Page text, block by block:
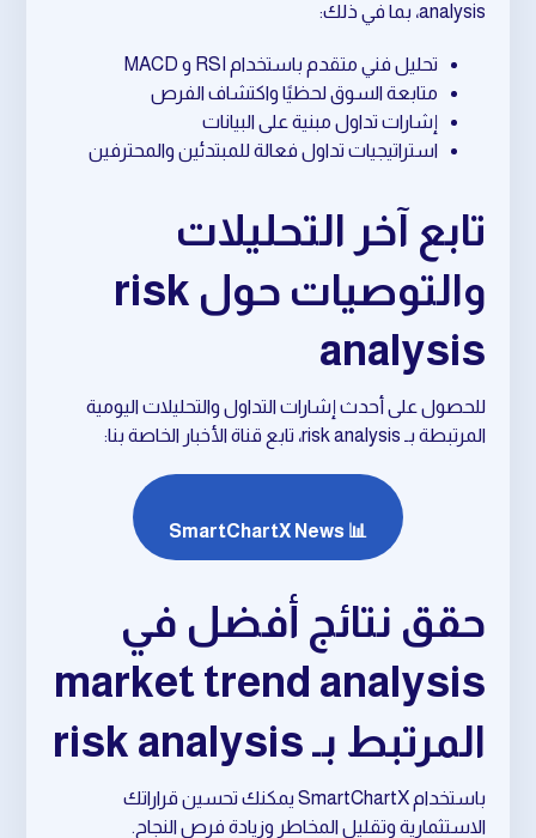
analysis، بما في ذلك:
تحليل فني متقدم باستخدام RSI و MACD
متابعة السوق لحظيًا واكتشاف الفرص
إشارات تداول مبنية على البيانات
استراتيجيات تداول فعالة للمبتدئين والمحترفين
تابع آخر التحليلات
والتوصيات حول risk
analysis
للحصول على أحدث إشارات التداول والتحليلات اليومية
المرتبطة بـ risk analysis، تابع قناة الأخبار الخاصة بنا:
📊 SmartChartX News
حقق نتائج أفضل في
market trend analysis
المرتبط بـ risk analysis
باستخدام SmartChartX يمكنك تحسين قراراتك
الاستثمارية وتقليل المخاطر وزيادة فرص النجاح.